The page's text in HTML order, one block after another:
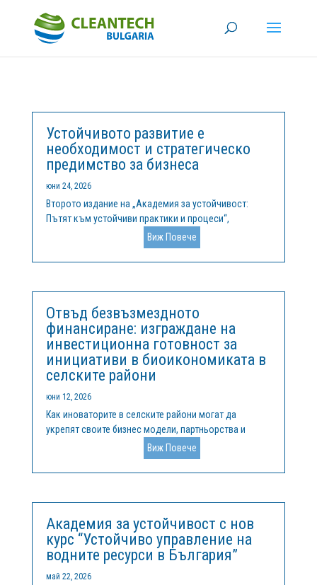
Устойчивото развитие е
необходимост и стратегическо
предимство за бизнеса
юни 24, 2026
Второто издание на „Академия за устойчивост:
Пътят към устойчиви практики и процеси“,
организирано от ОББ и Клийнтех България, се
проведе на 11 юни 2026 г. в Експозиционен център
Флора Бургас. Събитието събра на едно място
Виж Повече
Отвъд безвъзмездното
финансиране: изграждане на
инвестиционна готовност за
инициативи в биоикономиката в
селските райони
юни 12, 2026
Как иноваторите в селските райони могат да
укрепят своите бизнес модели, партньорства и
възможности за растеж, за да получат достъп до
европейско финансиране и частни инвестицииВ
цяла Европа селските райони все по-често се
Виж Повече
Академия за устойчивост с нов
курс “Устойчиво управление на
водните ресурси в България”
май 22, 2026